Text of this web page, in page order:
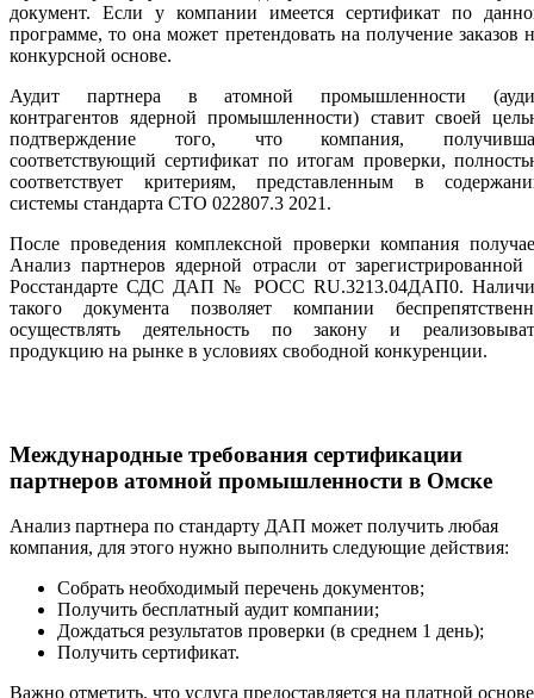
документ. Если у компании имеется сертификат по
программе, то она может претендовать на получение заказов
конкурсной основе.
Аудит партнера в атомной промышленности
контрагентов ядерной промышленности) ставит своей
подтверждение того, что компания,
соответствующий сертификат по итогам проверки,
соответствует критериям, представленным в
системы стандарта СТО 022807.3 2021.
После проведения комплексной проверки компания
Анализ партнеров ядерной отрасли от зарегистрированной
Росстандарте СДС ДАП № РОСС RU.3213.04ДАП0.
такого документа позволяет компании
осуществлять деятельность по закону и
продукцию на рынке в условиях свободной конкуренции.
Международные требования сертификации
партнеров атомной промышленности в Омске
Анализ партнера по стандарту ДАП может получить любая
компания, для этого нужно выполнить следующие действия:
Собрать необходимый перечень документов;
Получить бесплатный аудит компании;
Дождаться результатов проверки (в среднем 1 день);
Получить сертификат.
Важно отметить, что услуга предоставляется на платной